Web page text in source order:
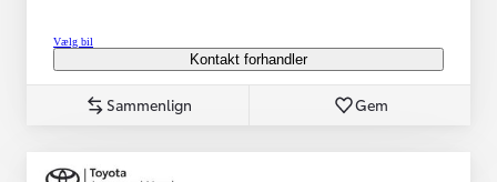
Vælg bil
Kontakt forhandler
Sammenlign Gem